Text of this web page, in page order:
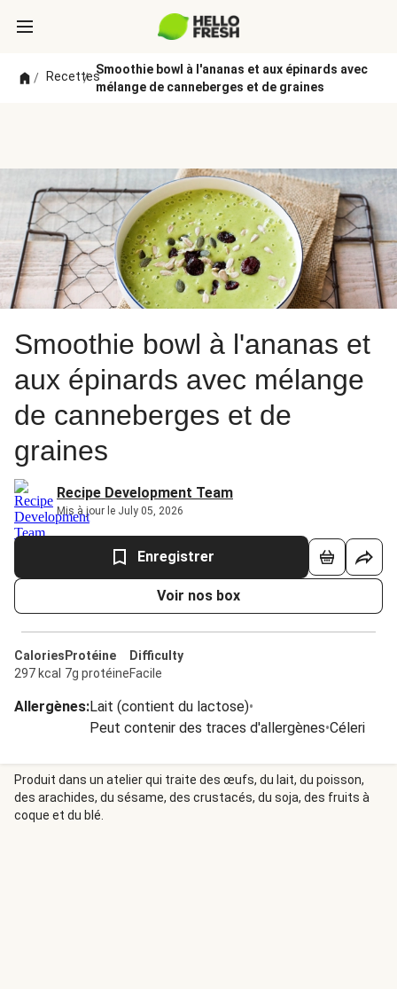
/ Recettes
/
Smoothie bowl à l'ananas et aux épinards avec
mélange de canneberges et de graines
Smoothie bowl à l'ananas et
aux épinards avec mélange
de canneberges et de
graines
Recipe Development Team
Mis à jour le July 05, 2026
Enregistrer
Voir nos box
Calories
297 kcal
Protéine
7g protéine
Difficulty
Facile
Allergènes:Lait (contient du lactose)•
Peut contenir des traces d'allergènes•Céleri
Produit dans un atelier qui traite des œufs, du lait, du poisson,
des arachides, du sésame, des crustacés, du soja, des fruits à
coque et du blé.